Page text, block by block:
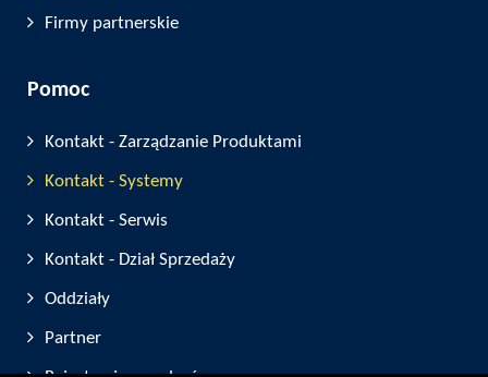
Firmy partnerskie
Pomoc
Kontakt - Zarządzanie Produktami
Kontakt - Systemy
Kontakt - Serwis
Kontakt - Dział Sprzedaży
Oddziały
Partner